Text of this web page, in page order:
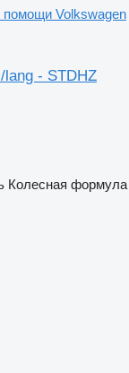
Volkswagen
lang - STDHZ
Колесная формула